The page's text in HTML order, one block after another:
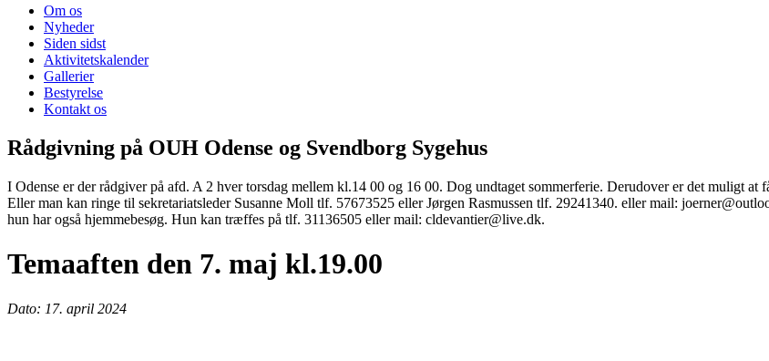
Om os
Nyheder
Siden sidst
Aktivitetskalender
Gallerier
Bestyrelse
Kontakt os
Rådgivning på OUH Odense og Svendborg Sygehus
I Odense er der rådgiver på afd. A 2 hver torsdag mellem kl.14 00 og 16 00. Dog undtaget sommerferie. Derudover er det muligt
Eller man kan ringe til sekretariatsleder Susanne Moll tlf. 57673525 eller Jørgen Rasmussen tlf. 29241340. eller mail:
hun har også hjemmebesøg. Hun kan træffes på tlf. 31136505 eller mail: cldevantier@live.dk.
Temaaften den 7. maj kl.19.00
Dato: 17. april 2024